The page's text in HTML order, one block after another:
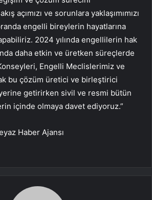
açımızı ve sorunlara yaklaşımımızı
engelli bireylerin hayatlarına
2024 yılında engellilerin hak
daha etkin ve üretken süreçlerde
Engelli Meclislerimiz ve
bu çözüm üretici ve birleştirici
getirirken sivil ve resmi bütün
içinde olmaya davet ediyoruz.”
Haber Ajansı